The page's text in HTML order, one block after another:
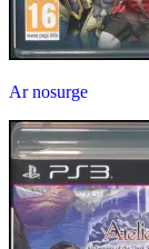
Ar nosurge